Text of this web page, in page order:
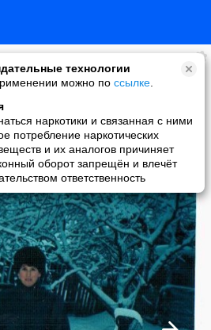
технологии
можно по ссылке
наркотики и связанная с ними
потребление наркотических
и их аналогов причиняет
оборот запрещён и влечёт
ответственность